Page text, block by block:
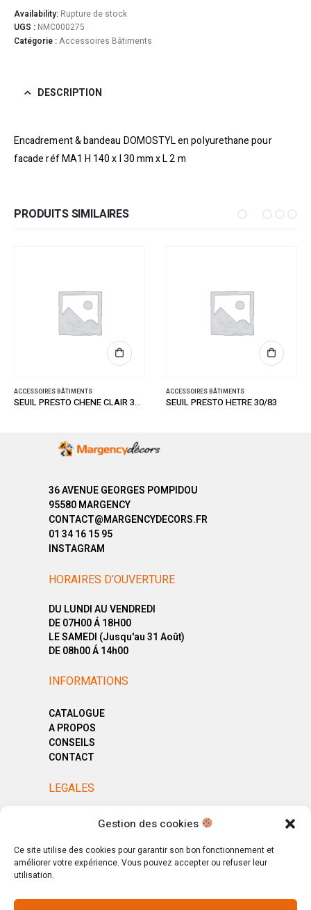
Gestion des cookies
Ce site utilise des cookies pour garantir son bon fonctionnement et
améliorer votre expérience. Vous pouvez accepter ou refuser leur
utilisation.
Availability: Rupture de stock
UGS : NMC000275
Catégorie :Accessoires Bâtiments
DESCRIPTION
Encadrement & bandeau DOMOSTYL en polyurethane pour
facade réf MA1 H 140 x l 30 mm x L 2 m
PRODUITS SIMILAIRES
ACCESSOIRES BÂTIMENTS
SEUIL PRESTO CHENE CLAIR 30/83
ACCESSOIRES BÂTIMENTS
SEUIL PRESTO HETRE 30/83
36 AVENUE GEORGES POMPIDOU
95580 MARGENCY
CONTACT@MARGENCYDECORS.FR
01 34 16 15 95
INSTAGRAM
HORAIRES D’OUVERTURE
DU LUNDI AU VENDREDI
DE 07H00 Á 18H00
LE SAMEDI (Jusqu'au 31 Août)
DE 08h00 Á 14h00
INFORMATIONS
CATALOGUE
A PROPOS
CONSEILS
CONTACT
LEGALES
MENTIONS LÉGALES
CGV